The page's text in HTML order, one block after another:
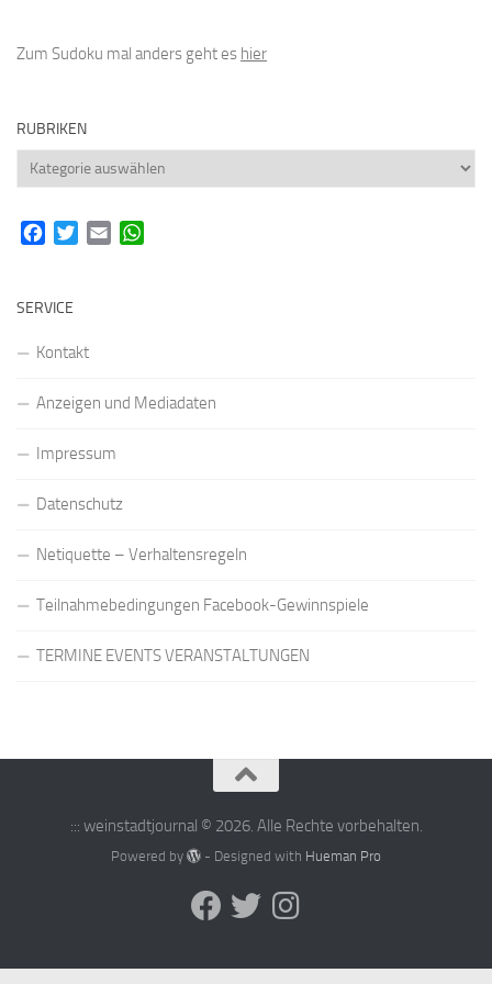
Zum Sudoku mal anders geht es hier
RUBRIKEN
Rubriken
FacebookTwitterEmail
SERVICE
Kontakt
Anzeigen und Mediadaten
Impressum
Datenschutz
Netiquette – Verhaltensregeln
Teilnahmebedingungen Facebook-Gewinnspiele
TERMINE EVENTS VERANSTALTUNGEN
::: weinstadtjournal © 2026. Alle Rechte vorbehalten.
Powered by - Designed with Hueman Pro